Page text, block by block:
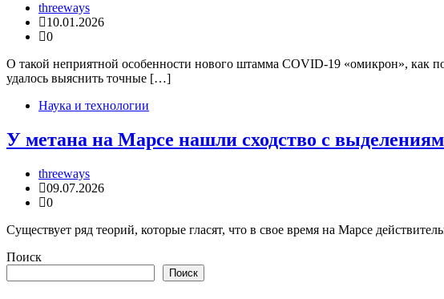
threeways
10.01.2026
0
О такой неприятной особенности нового штамма COVID-19 «омикрон», как
удалось выяснить точные […]
Наука и технологии
У метана на Марсе нашли сходство с
threeways
09.07.2026
0
Существует ряд теорий, которые гласят, что в свое время на Марсе
Поиск
Поиск